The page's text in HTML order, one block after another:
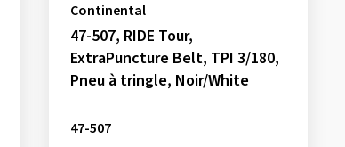
Continental
47-507, RIDE Tour,
ExtraPuncture Belt, TPI 3/180,
Pneu à tringle, Noir/White
47-507